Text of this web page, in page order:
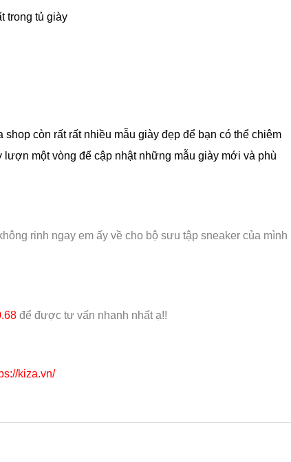
trong tủ giày
shop còn rất rất nhiều mẫu giày đẹp để bạn có thể chiêm
một vòng để cập nhật những mẫu giày mới và phù
rinh ngay em ấy về cho bộ sưu tập sneaker của mình
để được tư vấn nhanh nhất ạ!!
kiza.vn/